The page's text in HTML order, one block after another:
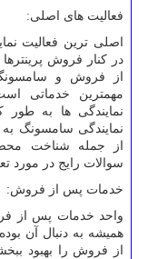
فعالیت های اصلی:
اصلی ترین فعالیت
در کنار فروش
از فروش و
مهمترین خدماتی
نمایندگی ها به
نمایندگی سامسونگ
از جمله شناخت
سوالات رایج در مورد
خدمات پس از فروش:
واحد خدمات پس از
همیشه به دنبال آن
از فروش را بهبود